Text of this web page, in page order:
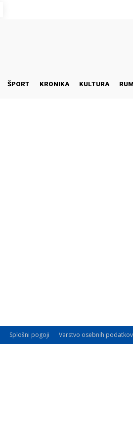
ŠPORT KRONIKA KULTURA
Splošni pogoji Varstvo osebnih podatkov